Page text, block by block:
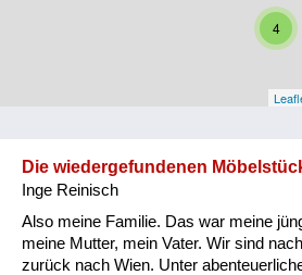
Vorarlberg
4
Die wiedergefundenen
Inge Reinisch
Also meine Familie. Das war meine
meine Mutter, mein Vater. Wir sind
zurück nach Wien. Unter